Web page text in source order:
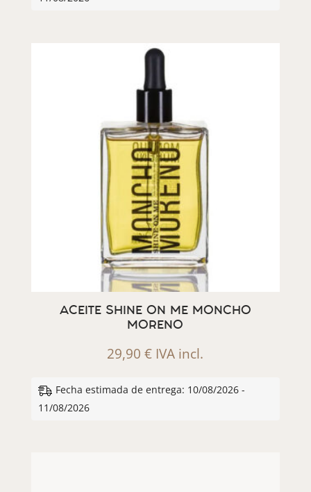
ACEITE SHINE ON ME MONCHO
MORENO
29,90€ IVA incl.
Fecha estimada de entrega: 10/08/2026 -
11/08/2026